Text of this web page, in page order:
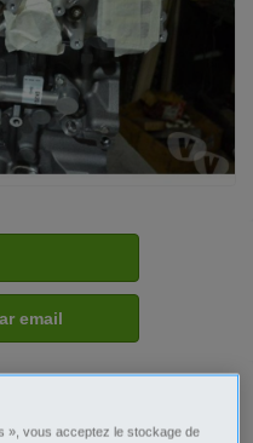
email
annonce
», vous acceptez le stockage de